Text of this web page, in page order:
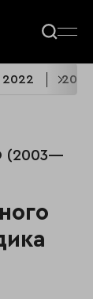
2022 2021
(2003—